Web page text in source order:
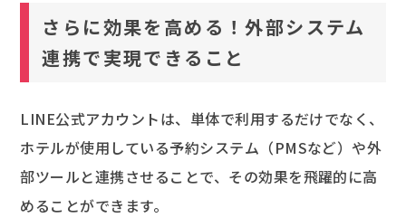
さらに効果を高める！外部システム
連携で実現できること
LINE公式アカウントは、単体で利用するだけでなく、
ホテルが使用している予約システム（PMSなど）や外
部ツールと連携させることで、その効果を飛躍的に高
めることができます。